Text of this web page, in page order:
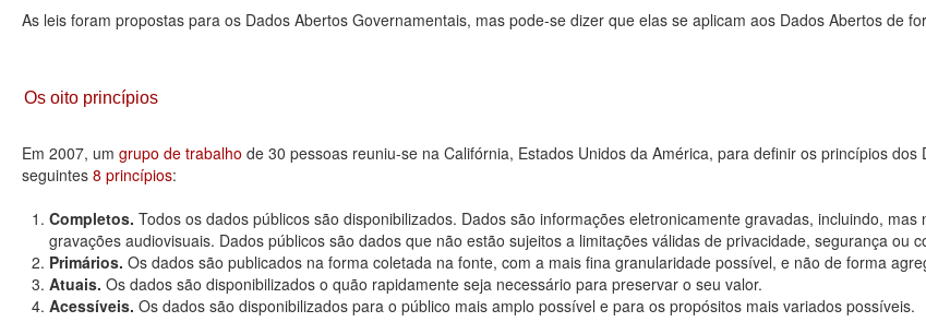
As leis foram propostas para os Dados Abertos Governamentais, mas pode-se dizer que elas se aplicam aos Dados Abertos de
Os oito princípios
Em 2007, um grupo de trabalho de 30 pessoas reuniu-se na Califórnia, Estados Unidos da América, para definir os princípios
seguintes 8 princípios:
Completos. Todos os dados públicos são disponibilizados. Dados são informações eletronicamente gravadas, incluindo,
gravações audiovisuais. Dados públicos são dados que não estão sujeitos a limitações válidas de privacidade, segurança ou
Primários. Os dados são publicados na forma coletada na fonte, com a mais fina granularidade possível, e não de forma
Atuais. Os dados são disponibilizados o quão rapidamente seja necessário para preservar o seu valor.
Acessíveis. Os dados são disponibilizados para o público mais amplo possível e para os propósitos mais variados possíveis.